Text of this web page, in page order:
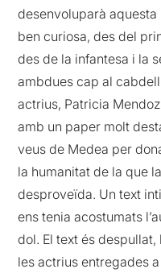
desenvoluparà aquesta
ben curiosa, des del
des de la infantesa i la
ambdues cap al
actrius, Patricia
amb un paper molt
veus de Medea per
la humanitat de la que
desproveïda. Un text
ens tenia acostumats
dol. El text és
les actrius entregades